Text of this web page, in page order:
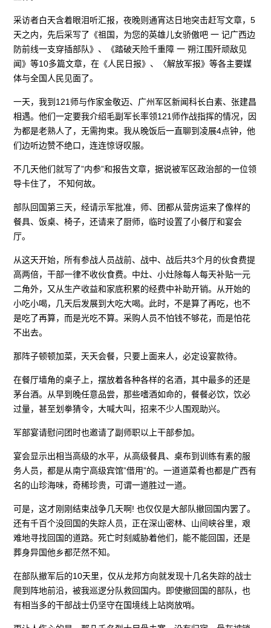
采访者白天含着眼泪听汇报，夜晚则通宵达日地突击赶写文章，5
天之内，先后采写了《祖国，为您的英雄儿女骄傲吧 一 记广西边
防前线一支穿插部队》、《踏破天险千重障 一 朔江围歼顽敌见
闻》等10多篇文章，在《人民日报》、〈解放军报》等各主要媒
体与全国人民见面了。
一天，我到121师与作家金敬迈、广州军区新闻科长白素、张建昌
相遇。他们一定要我介绍毛副军长率领121师作战指挥的情况，因
为都是老熟人了，无需拘束。我从晚饭后一直聊到凌展4点钟，他
们边听边赞不绝口，连连惊讶叹服。
不几天他们就写了”内参”和报告文章，据说被军区政治部的一位领
导卡住了， 不知何故。
部队回国第三天，经请示军批准，师、团都从营房运来了像样的
餐具、饭桌、椅子，还请来了厨师，临时设置了小餐厅和宴会
厅。
从这天开始，所有参战人员战前、战中、战后共3个月的伙食费提
高两倍，干部一律不收伙食费。中灶、小灶除每人每天补贴一元
二角外，又从生产收益和家底积累的经费中补助开销。从开始的
小吃小喝，几天后发展到大吃大喝。此时，不是算了再吃，也不
是吃了再算，而是光吃不算。采购人员不怕钱不够花，而是怕花
不出去。
那阵子顿顿加菜，天天会餐，只要上面来人，必定设宴款待。
在餐厅墙角的桌子上，摆放着各种各样的名酒，其中最多的还是
茅台酒。从早到晚任意品尝，那些嗜酒如命的，餐餐必饮，饮必
过量，甚至划拳猜令，大喊大叫，招来不少人围观助兴。
军部宴请慰问团时也邀请了副师职以上干部参加。
宴会显示出相当高级的水平，从高级餐具、桌布到训练有素的服
务人员，都是从南宁高级宾馆”借用”的。一道道菜肴也都是广西有
名的山珍海味，奇稀珍贵，可谓一道胜过一道。
可是，这才刚刚结束战争几天啊! 也仅仅是大部队撤回国内罢了。
还有千百个没回国的失踪人员，正在深山密林、山间峡谷里，艰
难地寻找回国的道路。死亡时刻威胁着他们，能不能回国，还是
葬身异国他乡都茫然不知。
在部队撤军后的10天里，仅从龙邦方向就发现十几名失踪的战士
爬到阵地前沿，被我巡逻分队救回国内。即使撤回国的部队，也
有相当多的干部战士仍坚守在国境线上站岗放哨。